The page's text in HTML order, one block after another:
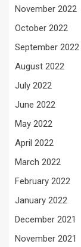
November 2022
October 2022
September 2022
August 2022
July 2022
June 2022
May 2022
April 2022
March 2022
February 2022
January 2022
December 2021
November 2021